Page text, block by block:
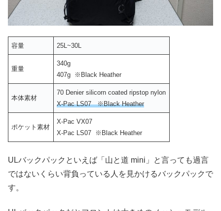
容量 25L~30L
重量
340g
407g ※Black Heather
本体素材
70 Denier silicorn coated ripstop nylon
X-Pac LS07 ※Black Heather
ポケット素材
X-Pac VX07
X-Pac LS07 ※Black Heather
ULバックパックといえば「山と道 mini」と言っても過言
ではないくらい背負っている人を見かけるバックパックで
す。